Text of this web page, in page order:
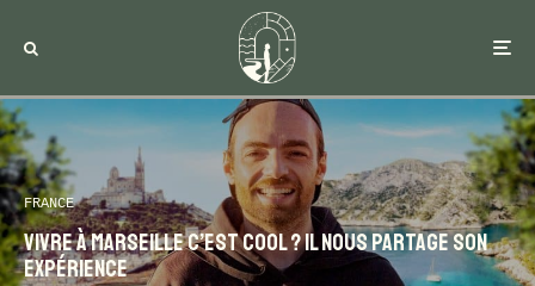
FRANCE
Vivre à Marseille c’est cool ? il nous partage son
expérience